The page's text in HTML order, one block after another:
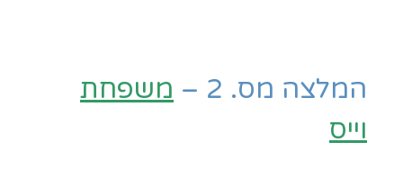
המלצה מס. 2 –
משפחת
וייס